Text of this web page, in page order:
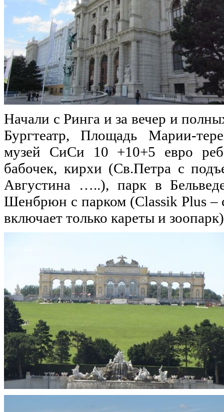
Начали с Ринга и за вечер и
Бургтеатр, Площадь Марии-
музей СиСи 10 +10+5 евро
бабочек, кирхи (Св.Петра с
Августина …..), парк в
Шенбрюн с парком (Classik Plus –
включает только кареты и